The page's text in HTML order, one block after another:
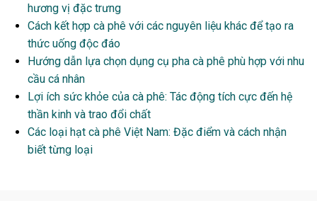
hương vị đặc trưng
Cách kết hợp cà phê với các nguyên liệu khác để tạo ra
thức uống độc đáo
Hướng dẫn lựa chọn dụng cụ pha cà phê phù hợp với nhu
cầu cá nhân
Lợi ích sức khỏe của cà phê: Tác động tích cực đến hệ
thần kinh và trao đổi chất
Các loại hạt cà phê Việt Nam: Đặc điểm và cách nhận
biết từng loại